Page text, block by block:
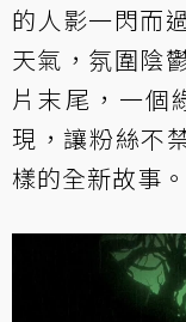
的人影一閃而
天氣，氛圍陰
片末尾，一個
現，讓粉絲不
樣的全新故事。